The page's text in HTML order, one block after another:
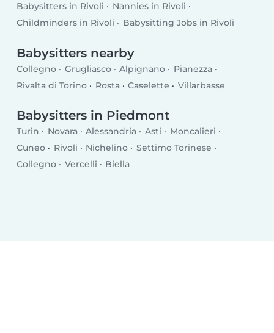
Babysitters in Rivoli
Nannies in Rivoli
Childminders in Rivoli
Babysitting Jobs in Rivoli
Babysitters nearby
Collegno Grugliasco Alpignano
Pianezza
Rivalta di Torino
Rosta Caselette Villarbasse
Babysitters in Piedmont
Turin Novara Alessandria Asti
Moncalieri
Cuneo
Rivoli Nichelino
Settimo Torinese
Collegno
Vercelli Biella